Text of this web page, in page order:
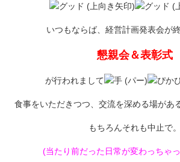
いつもならば、経営計画発表会が
懇親会＆表彰式
が行われまして
食事をいただきつつ、交流を深める場があ
もちろんそれも中止で。
(当たり前だった日常が変わっちゃ